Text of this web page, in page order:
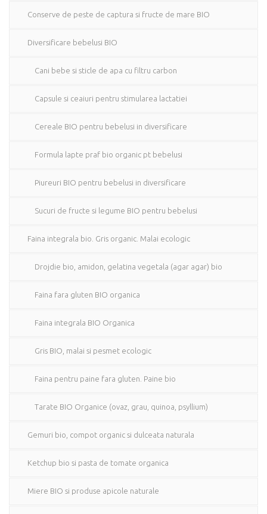
Conserve de peste de captura si fructe de mare BIO
Diversificare bebelusi BIO
Cani bebe si sticle de apa cu filtru carbon
Capsule si ceaiuri pentru stimularea lactatiei
Cereale BIO pentru bebelusi in diversificare
Formula lapte praf bio organic pt bebelusi
Piureuri BIO pentru bebelusi in diversificare
Sucuri de fructe si legume BIO pentru bebelusi
Faina integrala bio. Gris organic. Malai ecologic
Drojdie bio, amidon, gelatina vegetala (agar agar) bio
Faina fara gluten BIO organica
Faina integrala BIO Organica
Gris BIO, malai si pesmet ecologic
Faina pentru paine fara gluten. Paine bio
Tarate BIO Organice (ovaz, grau, quinoa, psyllium)
Gemuri bio, compot organic si dulceata naturala
Ketchup bio si pasta de tomate organica
Miere BIO si produse apicole naturale